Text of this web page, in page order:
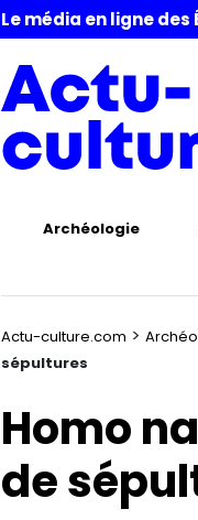
Le média en ligne des
Archéologie
Actu-culture.com >
sépultures
Homo
de